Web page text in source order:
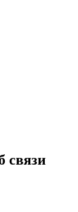
связи